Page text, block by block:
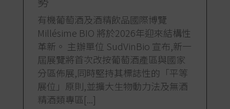
有機葡萄酒及酒精飲品國際博覽
Millésime BIO 將於2026年迎來結構性
革新。 主辦單位 SudVinBio 宣布,新一
屆展覽將首次改按葡萄酒產區與國家
分區佈展,同時堅持其標誌性的「平等
展位」原則,並擴大生物動力法及無酒
精酒類專區[...]